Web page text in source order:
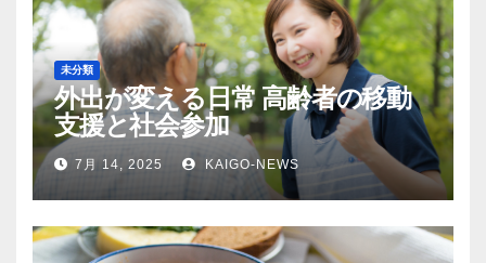
未分類
外出が変える日常 高齢者の移動
支援と社会参加
7月 14, 2025 KAIGO-NEWS